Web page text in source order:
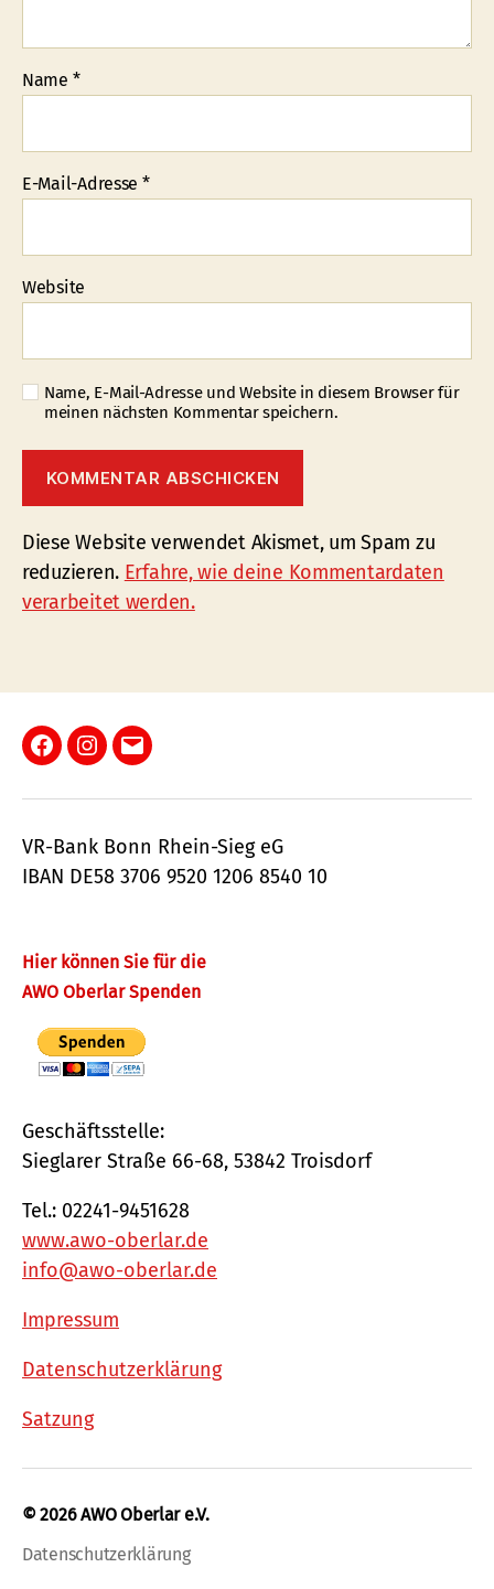
Name *
E-Mail-Adresse *
Website
Name, E-Mail-Adresse und Website in diesem Browser für
meinen nächsten Kommentar speichern.
Diese Website verwendet Akismet, um Spam zu
reduzieren. Erfahre, wie deine Kommentardaten
verarbeitet werden.
Facebook
Instagram
E-
VR-Bank Bonn Rhein-Sieg eG
IBAN DE58 3706 9520 1206 8540 10
Hier können Sie für die
AWO Oberlar Spenden
Geschäftsstelle:
Sieglarer Straße 66-68, 53842 Troisdorf
Tel.: 02241-9451628
www.awo-oberlar.de
info@awo-oberlar.de
Impressum
Datenschutzerklärung
Satzung
© 2026AWO Oberlar e.V.
Datenschutzerklärung